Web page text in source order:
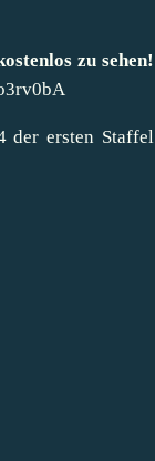
zu sehen!
der ersten Staffel